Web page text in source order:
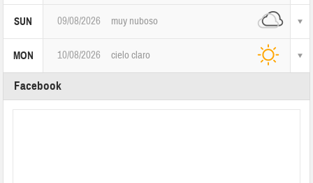
SUN 09/08/2026 muy nuboso
MON 10/08/2026 cielo claro
Facebook